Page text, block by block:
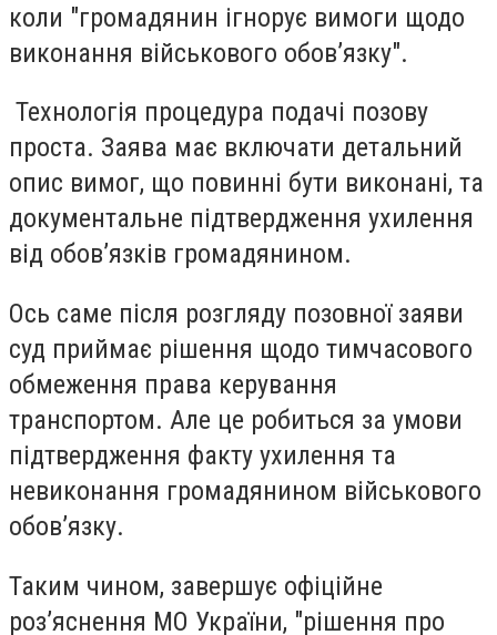
коли "громадянин ігнорує вимоги щодо
виконання військового обов’язку".
Технологія процедура подачі позову
проста. Заява має включати детальний
опис вимог, що повинні бути виконані, та
документальне підтвердження ухилення
від обов’язків громадянином.
Ось саме після розгляду позовної заяви
суд приймає рішення щодо тимчасового
обмеження права керування
транспортом. Але це робиться за умови
підтвердження факту ухилення та
невиконання громадянином військового
обовʼязку.
Таким чином, завершує офіційне
роз’яснення МО України, "рішення про